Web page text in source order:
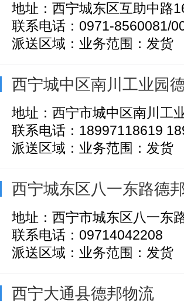
地址：西宁城东区互助中路
联系电话：0971-8560081/
派送区域：业务范围：发货
西宁城中区南川工业园
地址：西宁市城中区南川工
联系电话：18997118619
派送区域：业务范围：发货
西宁城东区八一东路德
地址：西宁市城东区八一东
联系电话：09714042208
派送区域：业务范围：发货
西宁大通县德邦物流